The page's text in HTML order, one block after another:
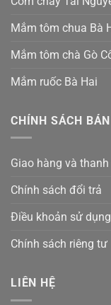
Mắm tôm chua Bà
Mắm tôm chà Gò
Mắm ruốc Bà Hai
CHÍNH SÁCH
Giao hàng và
Chính sách đổi trả
Điều khoản sử dụng
Chính sách riêng tư
LIÊN HỆ